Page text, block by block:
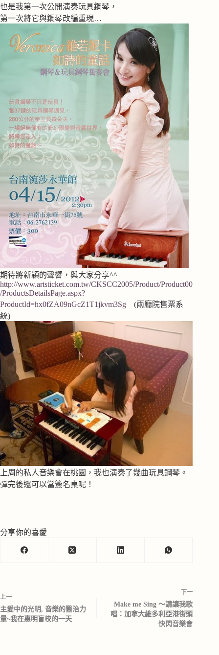
也是我第一次公開演奏玩具鋼琴，
第一次將它與鋼琴改編重現…
期待將新穎的聲響，與大家分享^^
http://www.artsticket.com.tw/CKSCC2005/Product/Product00
/ProductsDetailsPage.aspx?
ProductId=hx0fZA09nGcZ1T1jkvm3Sg (兩廳院售票系
統)
上周的私人音樂會在桃園，我也演奏了幾曲玩具鋼琴。
彈完後還可以當簽名桌呢！
分享你的喜愛
上一
主愛中的光明, 音樂的醫治力
量~我在惠明盲校的一天
下一
Make me Sing ～請讓我歌
唱：加拿大維多利亞港街頭
快閃音樂會